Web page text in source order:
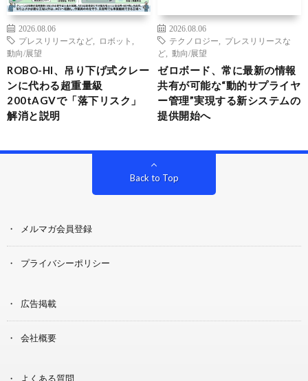
2026.08.06
プレスリリースなど
ロボット
動向/展望
ROBO-HI、吊り下げ式クレー
ンに代わる超重量級
200tAGVで「落下リスク」
解消と説明
2026.08.06
テクノロジー
プレスリリースな
ど
動向/展望
ゼロボード、常に最新の情報
共有が可能な“動的サプライヤ
ー管理”実現する新システムの
提供開始へ
Back to Top
メルマガ会員登録
プライバシーポリシー
広告掲載
会社概要
よくある質問